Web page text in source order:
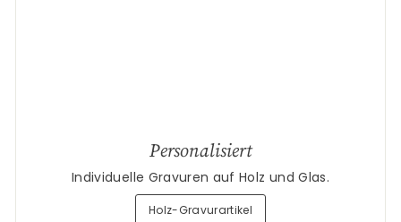
Personalisiert
Individuelle Gravuren auf Holz und Glas.
Holz-Gravurartikel